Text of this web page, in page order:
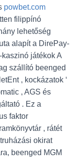
powbet.com
filippínó
lehetőség
alapít a DirePay-
játékok A
szállító beenged
, kockázatok ‘
, AGS és
. Ez a
faktor
, rátét
okirat
beenged MGM